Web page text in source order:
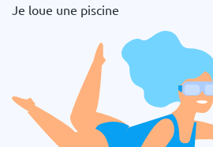
Je loue une piscine